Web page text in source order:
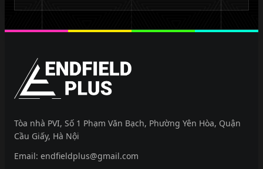
EndfieldPlus
Tòa nhà PVI, Số 1 Phạm Văn Bạch, Phường Yên Hòa, Quận
Cầu Giấy, Hà Nội
Email: endfieldplus@gmail.com